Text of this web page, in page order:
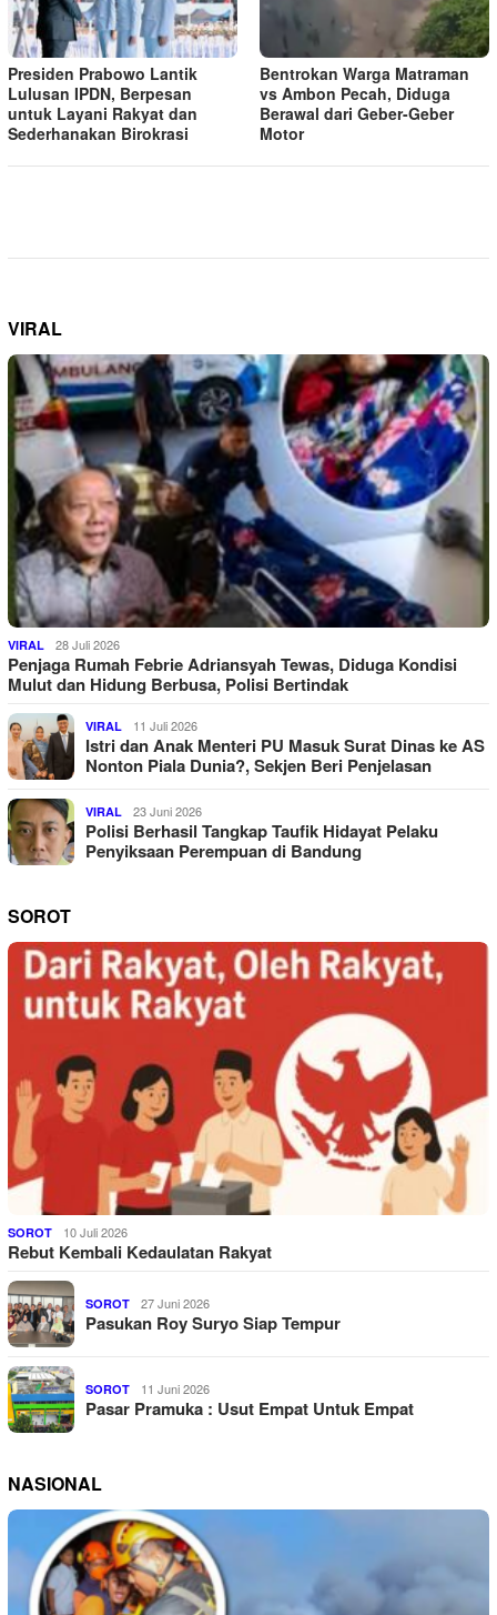
Presiden Prabowo Lantik
Lulusan IPDN, Berpesan
untuk Layani Rakyat dan
Sederhanakan Birokrasi
Bentrokan Warga Matraman
vs Ambon Pecah, Diduga
Berawal dari Geber-Geber
Motor
VIRAL
VIRAL 28 Juli 2026
Penjaga Rumah Febrie Adriansyah Tewas, Diduga Kondisi
Mulut dan Hidung Berbusa, Polisi Bertindak
VIRAL 11 Juli 2026
Istri dan Anak Menteri PU Masuk Surat Dinas ke AS
Nonton Piala Dunia?, Sekjen Beri Penjelasan
VIRAL 23 Juni 2026
Polisi Berhasil Tangkap Taufik Hidayat Pelaku
Penyiksaan Perempuan di Bandung
SOROT
SOROT 10 Juli 2026
Rebut Kembali Kedaulatan Rakyat
SOROT 27 Juni 2026
Pasukan Roy Suryo Siap Tempur
SOROT 11 Juni 2026
Pasar Pramuka : Usut Empat Untuk Empat
NASIONAL